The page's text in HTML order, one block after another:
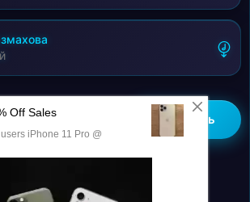
(0) Добавить